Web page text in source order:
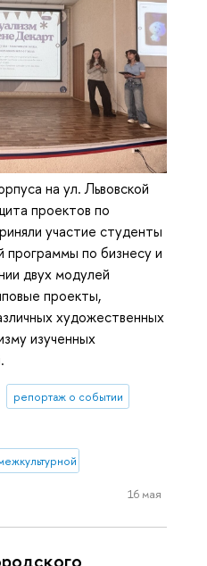
на ул. Львовской
проектов по
участие студенты
по бизнесу и
двух модулей
проекты,
художественных
изученных
репортаж о событии
коммуникации
16 мая